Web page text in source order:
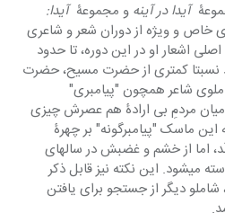
آیدا در آینه و مجموعۀ آیدا:
خاص و ویژه از دوران شعر و شاعری
اصلی اشعار او در این دوره، تا حدود
کمتری از حضرت مسیح، حضرت
شاعر همچون "پیامبری"
مردمِ بی ارادۀ هم عصرش چیزی
ماسک "پیامبرگونه" بر چهرۀ
1969 باقی میمانَد، اما از خشم و غضبش در سالهای
کاسته میشود. این نکته نیز قابل ذکر
1960 به بعد، شاملو دیگر از جستجو برای یافتن